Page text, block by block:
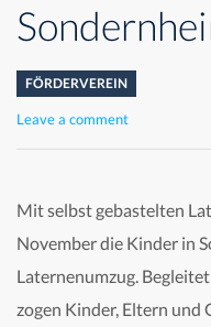
FÖRDERVEREIN
Leave a comment
Mit selbst gebastelten
November die Kinder in
Laternenumzug.
zogen Kinder, Eltern